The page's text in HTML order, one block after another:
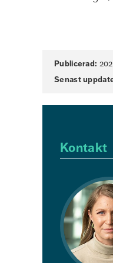
Publicerad:
Senast
Kontakt